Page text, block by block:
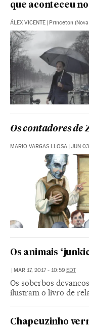
que aconteceu
ÁLEX VICENTE | Princeton
Os contadores de
MARIO VARGAS LLOSA | JUN
Os animais
| MAR 17, 2017 - 10:59 EDT
Os soberbos
ilustram o livro de
Chapeuzinho